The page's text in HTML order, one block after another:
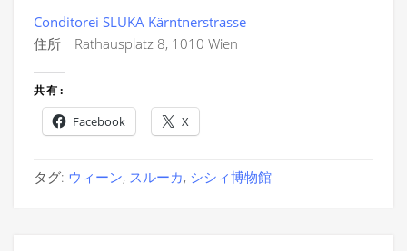
Conditorei SLUKA Kärntnerstrasse
住所 Rathausplatz 8, 1010 Wien
共有:
Facebook X
タグ: ウィーン, スルーカ, シシィ博物館